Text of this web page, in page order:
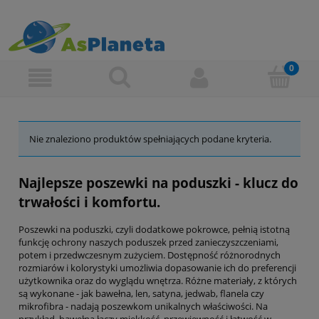
Nie znaleziono produktów spełniających podane kryteria.
Najlepsze poszewki na poduszki - klucz do
trwałości i komfortu.
Poszewki na poduszki, czyli dodatkowe pokrowce, pełnią istotną
funkcję ochrony naszych poduszek przed zanieczyszczeniami,
potem i przedwczesnym zużyciem. Dostępność różnorodnych
rozmiarów i kolorystyki umożliwia dopasowanie ich do preferencji
użytkownika oraz do wyglądu wnętrza. Różne materiały, z których
są wykonane - jak bawełna, len, satyna, jedwab, flanela czy
mikrofibra - nadają poszewkom unikalnych właściwości. Na